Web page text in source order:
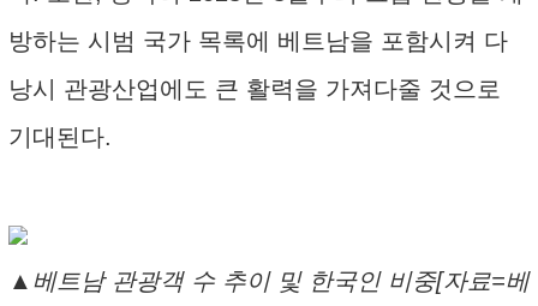
방하는 시범 국가 목록에 베트남을 포함시켜 다
낭시 관광산업에도 큰 활력을 가져다줄 것으로
기대된다.
▲베트남 관광객 수 추이 및 한국인 비중[자료=베